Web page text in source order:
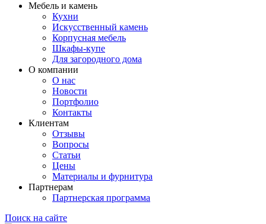
Мебель и камень
Кухни
Искусственный камень
Корпусная мебель
Шкафы-купе
Для загородного дома
О компании
О нас
Новости
Портфолио
Контакты
Клиентам
Отзывы
Вопросы
Статьи
Цены
Материалы и фурнитура
Партнерам
Партнерская программа
Поиск на сайте